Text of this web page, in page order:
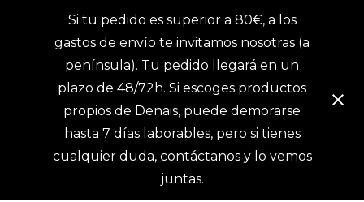
Si tu pedido es superior a 80€, a los
gastos de envío te invitamos nosotras (a
península). Tu pedido llegará en un
plazo de 48/72h. Si escoges productos
propios de Denais, puede demorarse
hasta 7 días laborables, pero si tienes
cualquier duda, contáctanos y lo vemos
juntas.